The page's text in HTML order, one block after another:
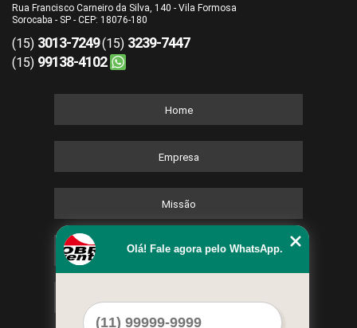
Rua Francisco Carneiro da Silva, 140 - Vila Formosa
Sorocaba - SP - CEP: 18076-180
(15) 3013-7249(15) 3239-7447
(15) 99138-4102
Home
Empresa
Missão
Serviços
Olá! Fale agora pelo WhatsApp.